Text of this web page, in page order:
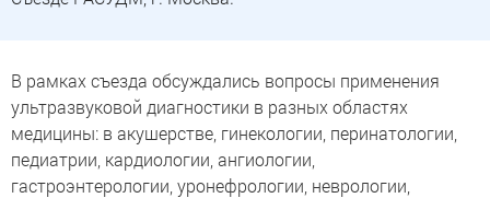
В рамках съезда обсуждались вопросы применения
ультразвуковой диагностики в разных областях
медицины: в акушерстве, гинекологии, перинатологии,
педиатрии, кардиологии, ангиологии,
гастроэнтерологии, уронефрологии, неврологии,